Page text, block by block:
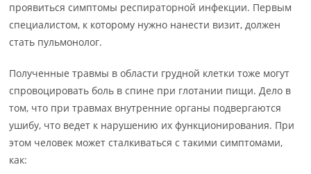
проявиться симптомы респираторной инфекции. Первым
специалистом, к которому нужно нанести визит, должен
стать пульмонолог.
Полученные травмы в области грудной клетки тоже могут
спровоцировать боль в спине при глотании пищи. Дело в
том, что при травмах внутренние органы подвергаются
ушибу, что ведет к нарушению их функционирования. При
этом человек может сталкиваться с такими симптомами,
как: